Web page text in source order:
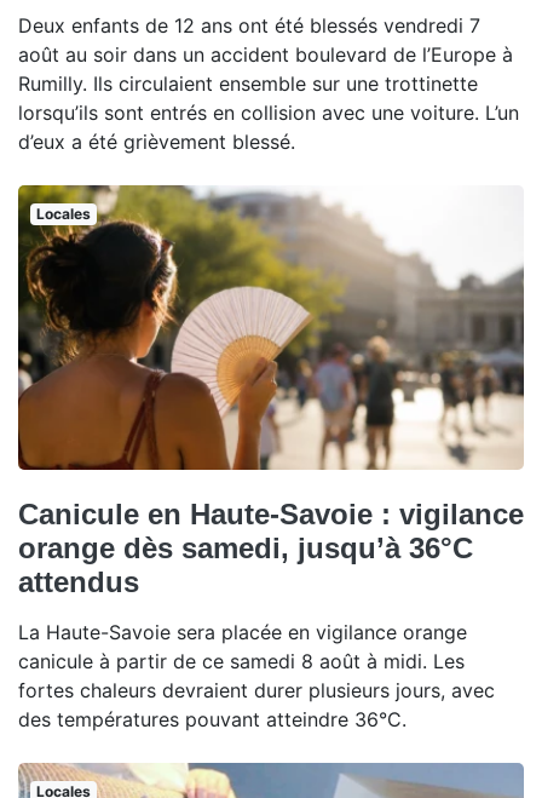
Deux enfants de 12 ans ont été blessés vendredi 7
août au soir dans un accident boulevard de l’Europe à
Rumilly. Ils circulaient ensemble sur une trottinette
lorsqu’ils sont entrés en collision avec une voiture. L’un
d’eux a été grièvement blessé.
Locales
Canicule en Haute-Savoie : vigilance
orange dès samedi, jusqu’à 36°C
attendus
La Haute-Savoie sera placée en vigilance orange
canicule à partir de ce samedi 8 août à midi. Les
fortes chaleurs devraient durer plusieurs jours, avec
des températures pouvant atteindre 36°C.
Locales